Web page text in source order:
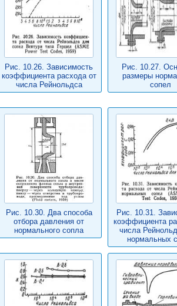
Рис. 10.26. Зависимость
коэффициента расхода от
числа Рейнольдса
Рис. 10.27.
размеры
сопел
Рис. 10.30. Два способа
отбора давления от
нормального сопла
Рис. 10.31.
коэффициента
числа
нормальных